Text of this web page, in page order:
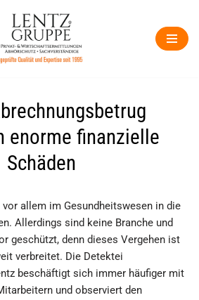
enorme finanzielle
Schäden
vor allem im Gesundheitswesen in die
Allerdings sind keine Branche und
geschützt, denn dieses Vergehen ist
verbreitet. Die Detektei
beschäftigt sich immer häufiger mit
und observiert den